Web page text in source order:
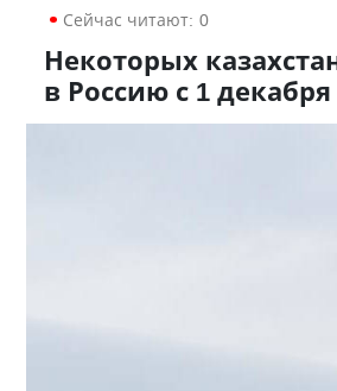
Сейчас читают: 0
Некоторых
в Россию с 1 декабря